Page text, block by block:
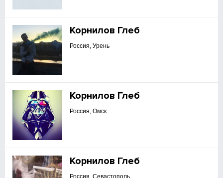
Корнилов Глеб
Россия, Урень
Корнилов Глеб
Россия, Омск
Корнилов Глеб
Россия, Севастополь